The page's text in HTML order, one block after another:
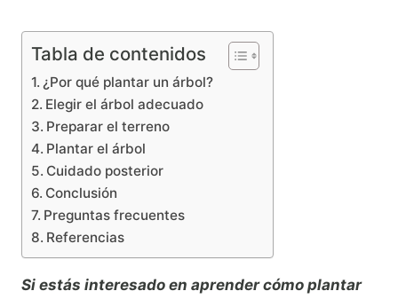
Tabla de contenidos
¿Por qué plantar un árbol?
Elegir el árbol adecuado
Preparar el terreno
Plantar el árbol
Cuidado posterior
Conclusión
Preguntas frecuentes
Referencias
Si estás interesado en aprender cómo plantar